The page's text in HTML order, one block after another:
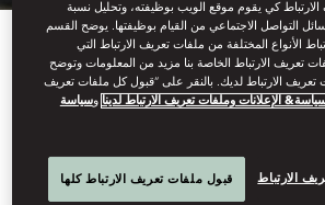
ARTS &
DESIGN
كي يقوم موقع الويب بوظيفته، وتحليل نسبة
التواصل الاجتماعي من القيام بوظيفتها. يوضح القسم
الأنواع المختلفة من ملفات تعريف الارتباط التي
تعريف الارتباط الخاصة بنا مزيد من المعلومات وتوضح
تعريف الارتباط لديك. بالنقر على “قبول كل ملفات تعريف
الإعلانات وملفات تعريف الارتباط لدينا وسياسة
الارتباط قبول ملفات تعريف الارتباط كلها